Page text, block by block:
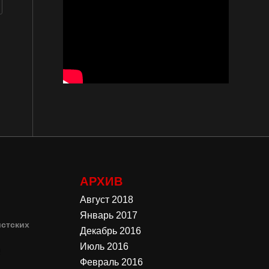
АРХИВ
Август 2018
Январь 2017
Декабрь 2016
Июль 2016
Февраль 2016